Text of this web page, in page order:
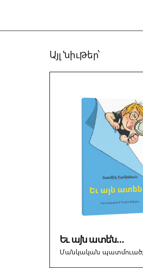
Այլ նիւթեր՝
Եւ այն ատեն…
Մանկական